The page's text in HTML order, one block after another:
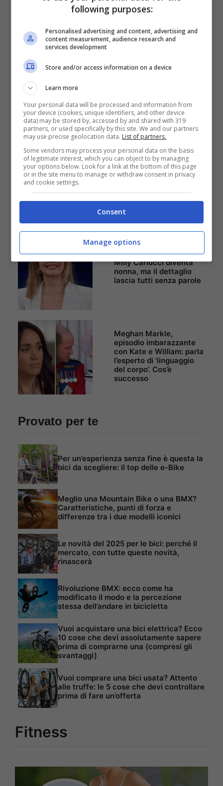
perdita improvvisa:
successo
sport ,dal punto di vista
delle donne
Clizia Incorvaia ha una
le assomiglia molto: sono
tutti pazzi di lei
Milly Carlucci diventa
nonna, ma il dettaglio
lascia tutti senza parole
Meghan Markle,
episodio imbarazzante
con Kate e William: parla
l’esperto di ‘linguaggio
del corpo’. Cos’è
successo
Provato per te
Per un’esperienza senza fine è questa la
bici da scegliere: il top delle e-Bike
Meglio una Mountain Bike o una BMX?
Caratteristiche, punti di forza e
differenze tra i due modelli iconici
Le novità del 2025 per le bici: perché il
mercato, con tutte queste novità,
rinascerà
Rivoluzione BMX: ecco come ha
modificato il modo e la percezione
stessa dell’andare in bicicletta
Vuoi acquistare una bici elettrica? Ecco
10 cose che devi assolutamente sapere
prima di comprarne una (compresi gli
svantaggi)
Vuoi comprare una bici usata? Attento
alle truffe: le 5 cose che devi controllare
prima di fare un’offerta
Fitness
following purposes:
Personalised advertising and content, advertising and
content measurement, audience research and
services development
Store and/or access information on a device
Learn more
Your personal data will be processed and information from
your device (cookies, unique identifiers, and other device
data) may be stored by, accessed by and shared with 319
partners, or used specifically by this site. We and our partners
may use precise geolocation data. List of partners.
Some vendors may process your personal data on the basis
of legitimate interest, which you can object to by managing
your options below. Look for a link at the bottom of this page
or in the site menu to manage or withdraw consent in privacy
and cookie settings.
Consent
Manage options